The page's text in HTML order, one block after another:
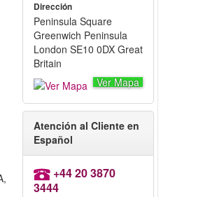
Dirección
Peninsula Square
Greenwich Peninsula
London SE10 0DX Great
Britain
Ver Mapa
Atención al Cliente en
Español
+44 20 3870
3444